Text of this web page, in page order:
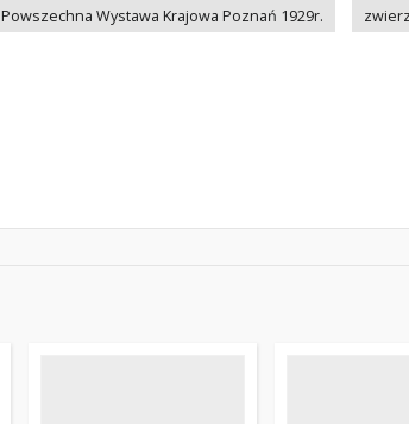
Powszechna Wystawa Krajowa Poznań 1929r.